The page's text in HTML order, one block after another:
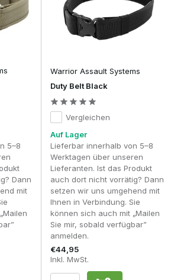
Battle Belt verhindert zudem, dass das
den Schultern lastet. Indem ein Teil der
verlagert wird, entsteht eine
sich zudem hervorragend eigenständig
CQB-Skirmishes oder Trainingstagen
Spieler dafür, nur einen Combat Belt
Ausrüstung zu tragen. Wenn
benötigt wird, bildet derselbe
Grundlage unter einem Chest Rig
passt am besten zu
immer häufiger mit anderen
kombiniert. Jedes System hat
und die richtige Wahl hängt von
an Ausrüstung und der Art der
5–8
Dann
mit
Warrior Assault Systems
Duty Belt Black
Vergleichen
Auf Lager
Lieferbar innerhalb von 5–8
Werktagen über unseren
Lieferanten. Ist das Produkt
auch dort nicht vorrätig? Dann
setzen wir uns umgehend mit
Ihnen in Verbindung. Sie
können sich auch mit „Mailen
Sie mir, sobald verfügbar”
anmelden.
€44,95
Inkl. MwSt.